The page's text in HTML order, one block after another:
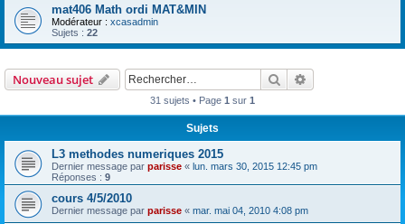
mat406 Math ordi MAT&MIN
Modérateur : xcasadmin
Sujets : 22
Nouveau sujet Rechercher
31 sujets • Page 1 sur 1
Sujets
L3 methodes numeriques 2015
Dernier message par parisse « lun. mars 30, 2015 12:45 pm
Réponses : 9
cours 4/5/2010
Dernier message par parisse « mar. mai 04, 2010 4:08 pm